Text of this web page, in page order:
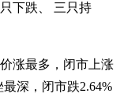
下跌、 三只持
涨最多，闭市上涨
深，闭市跌2.64%